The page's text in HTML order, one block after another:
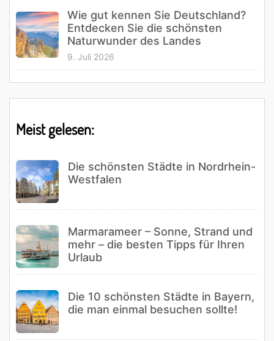
Wie gut kennen Sie Deutschland?
Entdecken Sie die schönsten
Naturwunder des Landes
9. Juli 2026
Meist gelesen:
Die schönsten Städte in Nordrhein-
Westfalen
Marmarameer – Sonne, Strand und
mehr – die besten Tipps für Ihren
Urlaub
Die 10 schönsten Städte in Bayern,
die man einmal besuchen sollte!